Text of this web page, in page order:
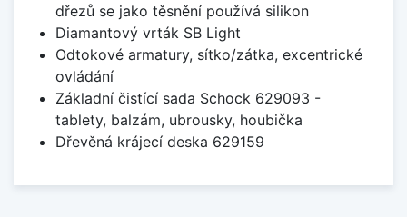
dřezů se jako těsnění používá silikon
Diamantový vrták SB Light
Odtokové armatury, sítko/zátka, excentrické
ovládání
Základní čistící sada Schock 629093 -
tablety, balzám, ubrousky, houbička
Dřevěná krájecí deska 629159